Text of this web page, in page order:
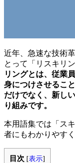
近年、急速な技術
とって「リスキリ
リングとは、従業
身につけさせるこ
だけでなく、新し
り組みです。
本用語集では「ス
者にもわかりやす
目次 [表示]